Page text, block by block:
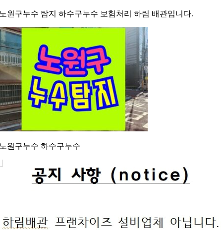
원구누수 탐지 하수구누수 보험처리 하림 배관입니다.
원구누수 하수구누수